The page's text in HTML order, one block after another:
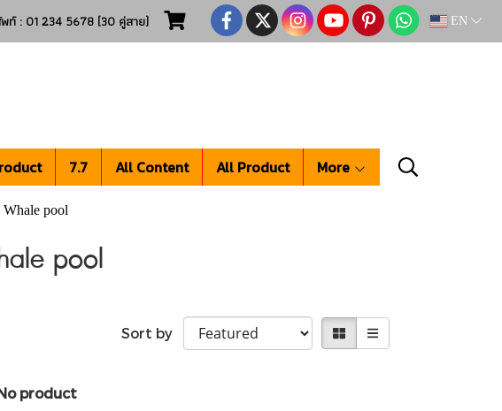
ท์ : 01 234 5678 (30 คู่สาย) EN
7.7 All Content All Product More
Whale pool
pool
Sort by
product